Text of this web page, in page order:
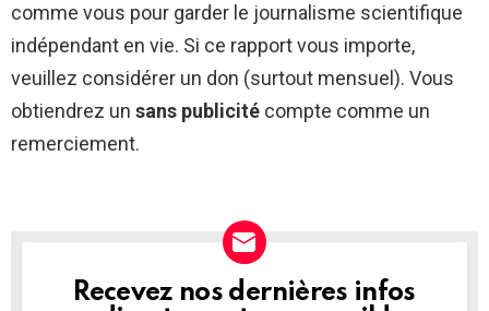
comme vous pour garder le journalisme scientifique
indépendant en vie. Si ce rapport vous importe,
veuillez considérer un don (surtout mensuel). Vous
obtiendrez un sans publicité compte comme un
remerciement.
NEWSLETTER
Recevez nos dernières infos